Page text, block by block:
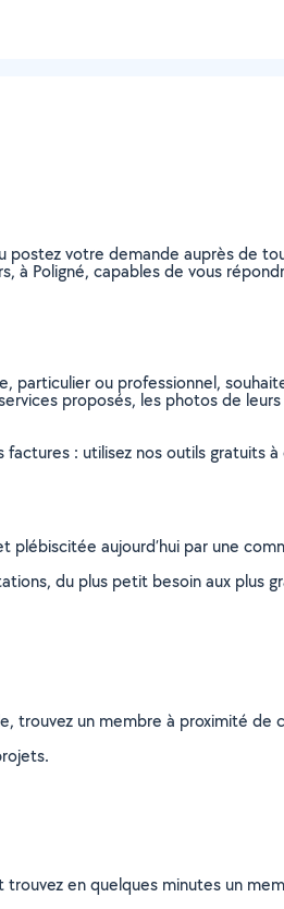
votre demande auprès de
à Poligné, capables de vous
particulier ou professionnel,
proposés, les photos de
: utilisez nos outils gratuits
aujourd’hui par une
du plus petit besoin aux plus
trouvez un membre à proximité de
en quelques minutes un